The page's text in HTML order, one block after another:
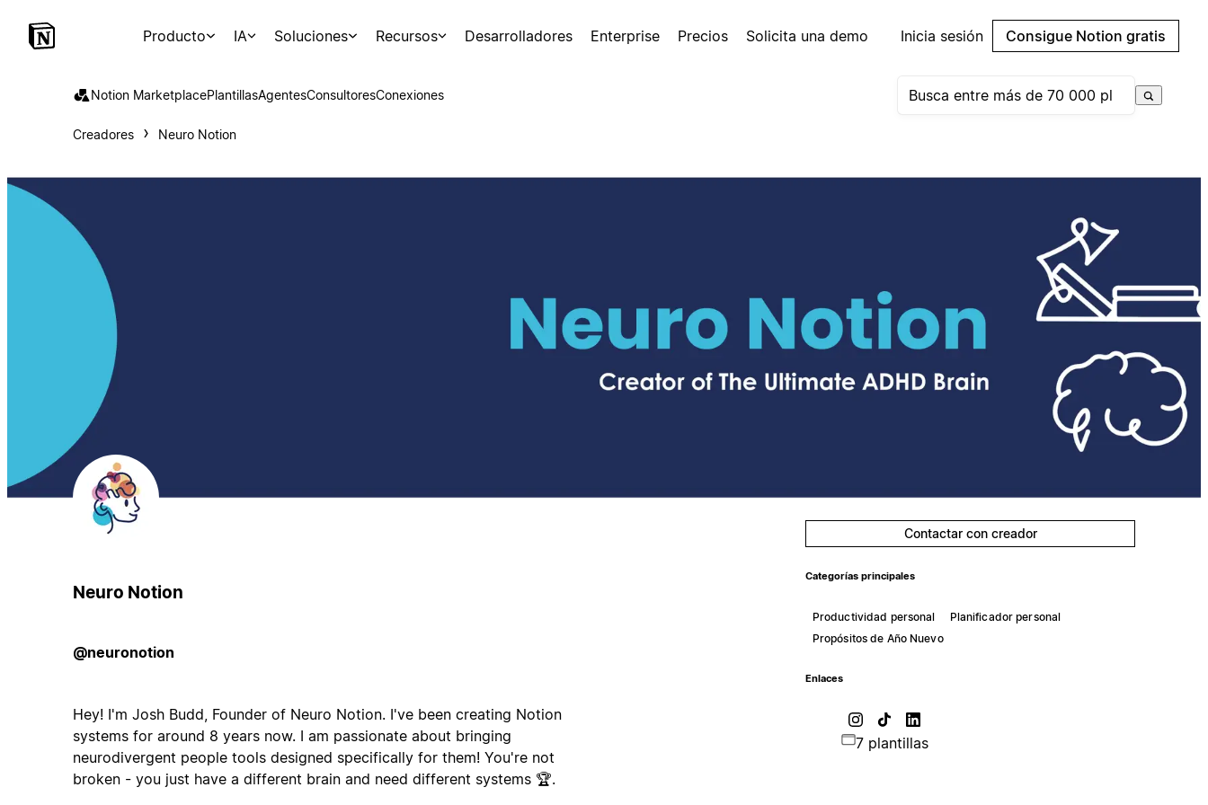
Producto IA Soluciones Recursos Desarrolladores Enterprise Precios Solicita una demo Inicia sesión Consigue Notion gratis
Notion MarketplacePlantillasAgentesConsultoresConexiones
Creadores Neuro Notion
Neuro Notion
@neuronotion
Hey! I'm Josh Budd, Founder of Neuro Notion. I've been creating Notion
systems for around 8 years now. I am passionate about bringing
neurodivergent people tools designed specifically for them! You're not
broken - you just have a different brain and need different systems 🏆.
Contactar con creador
Categorías principales
Productividad personal
Planificador personal
Propósitos de Año Nuevo
Enlaces
7 plantillas